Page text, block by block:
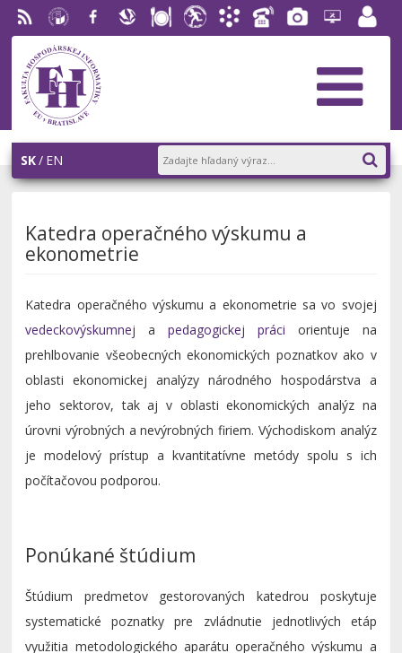
RSS EU v
Bratislave
FacebookSlovenskáStravovanie
ŠtudentskýAkademický
TelefónnyFotogaléria
Helpdesk
portál
SK EN
Katedra operačného výskumu a
ekonometrie
Katedra operačného výskumu a ekonometrie sa vo svojej
vedeckovýskumnej apedagogickej práci orientuje na
prehlbovanie všeobecných ekonomických poznatkov ako v
oblasti ekonomickej analýzy národného hospodárstva a
jeho sektorov, tak aj v oblasti ekonomických analýz na
úrovni výrobných a nevýrobných firiem. Východiskom analýz
je modelový prístup a kvantitatívne metódy spolu s ich
počítačovou podporou.
Ponúkané štúdium
Štúdium predmetov gestorovaných katedrou poskytuje
systematické poznatky pre zvládnutie jednotlivých etáp
využitia metodologického aparátu operačného výskumu a